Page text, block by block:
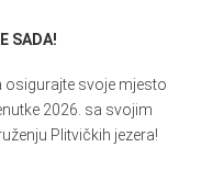
SADA!
osigurajte svoje mjesto
2026. sa svojim
Plitvičkih jezera!